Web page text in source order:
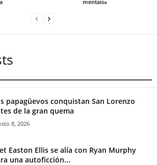
mentais»
papagüevos conquistan San Lorenzo
de la gran quema
8, 2026
Easton Ellis se alía con Ryan Murphy
una autoficción...